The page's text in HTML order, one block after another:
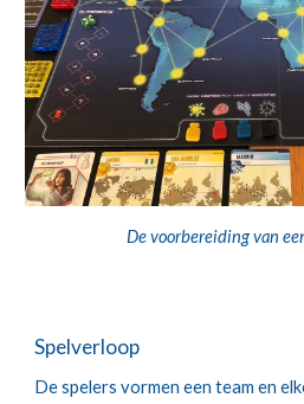
De voorbereiding van
Spelverloop
De spelers vormen een team en